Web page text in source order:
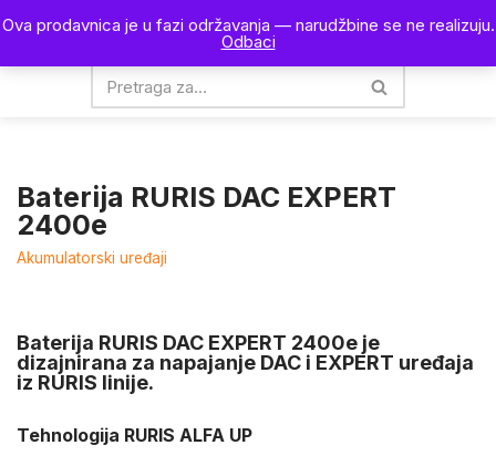
Ova prodavnica je u fazi održavanja — narudžbine se ne realizuju.
Odbaci
na
0
Baterija RURIS DAC EXPERT
2400e
Akumulatorski uređaji
Baterija RURIS DAC EXPERT 2400e je
dizajnirana za napajanje DAC i EXPERT uređaja
iz RURIS linije.
Tehnologija RURIS ALFA UP